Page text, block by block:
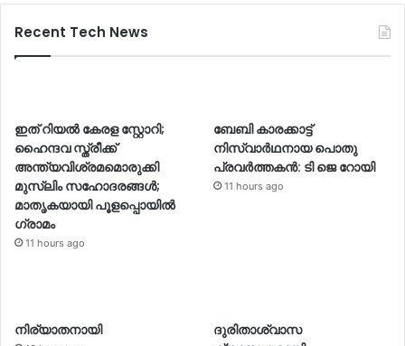
Recent Tech News
ഇത് റിയൽ കേരള സ്റ്റാേറി;
ഹൈന്ദവ സ്ത്രീക്ക്
അന്ത്യവിശ്രമമൊരുക്കി
മുസ്ലിം സഹോദരങ്ങൾ;
മാതൃകയായി പൂളപ്പൊയിൽ
ഗ്രാമം
11 hours ago
ബേബി കാരക്കാട്ട്
നിസ്വാർഥനായ പൊതു
പ്രവർത്തകൻ: ടി ജെ റോയി
11 hours ago
നിര്യാതനായി
ദുരിതാശ്വാസ